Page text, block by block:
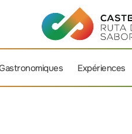
Expériences